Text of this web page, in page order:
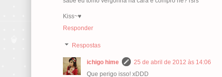
Kiss~♥
Responder
Respostas
ichigo hime
25 de abril de 2012 às 14:06
Que perigo isso! xDDD